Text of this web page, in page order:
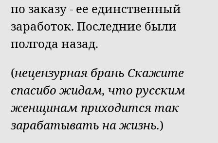
по заказу - ее единственный
заработок. Последние были
полгода назад.
(нецензурная брань Скажите
спасибо жидам, что русским
женщинам приходится так
зарабатывать на жизнь.)